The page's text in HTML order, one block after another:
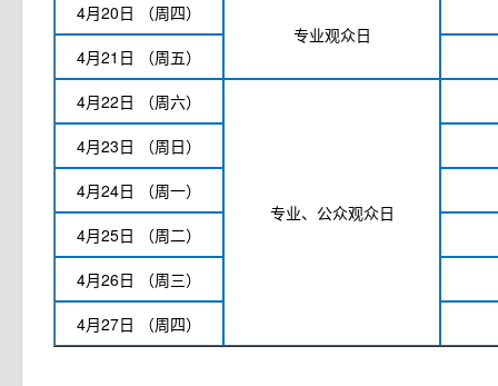
4月20日
（周四）
专业观众日
4月21日
（周五）
4月22日
（周六）
专业、公众观众日
4月23日
（周日）
4月24日
（周一）
4月25日
（周二）
4月26日
（周三）
4月27日
（周四）